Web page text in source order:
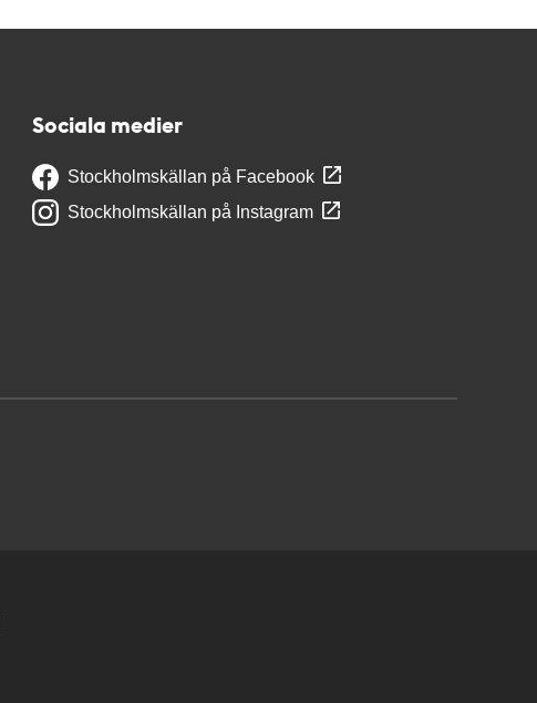
Sociala medier
Stockholmskällan på Facebook
Stockholmskällan på Instagram